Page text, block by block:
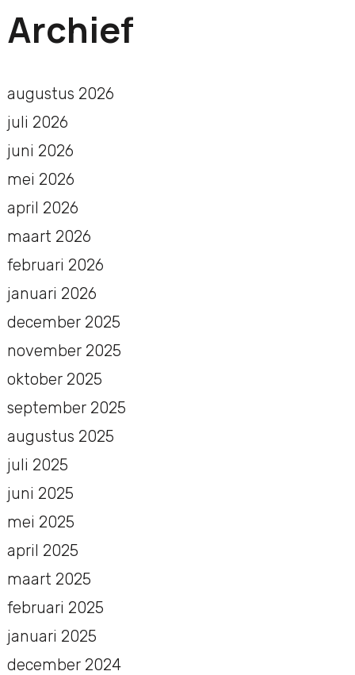
Archief
augustus 2026
juli 2026
juni 2026
mei 2026
april 2026
maart 2026
februari 2026
januari 2026
december 2025
november 2025
oktober 2025
september 2025
augustus 2025
juli 2025
juni 2025
mei 2025
april 2025
maart 2025
februari 2025
januari 2025
december 2024